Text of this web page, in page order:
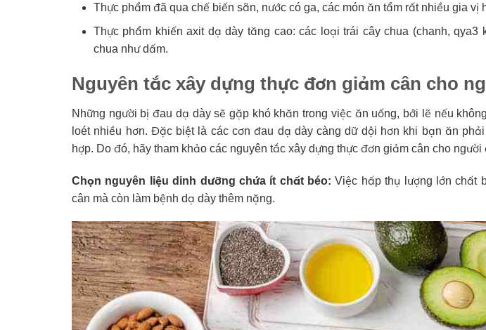
Thực phẩm đã qua chế biến sẵn, nước có ga, các món ăn tẩm rất nhiều gia vị
Thực phẩm khiến axit dạ dày tăng cao: các loại trái cây chua (chanh, qya3
chua như dấm.
Nguyên tắc xây dựng thực đơn giảm cân cho
Những người bị đau dạ dày sẽ gặp khó khăn trong việc ăn uống, bởi lẽ nếu
loét nhiều hơn. Đặc biệt là các cơn đau dạ dày càng dữ dội hơn khi bạn ăn
hợp. Do đó, hãy tham khảo các nguyên tắc xây dựng thực đơn giảm cân cho
Chọn nguyên liệu dinh dưỡng chứa ít chất béo: Việc hấp thụ lượng lớn chất
cân mà còn làm bệnh dạ dày thêm nặng.